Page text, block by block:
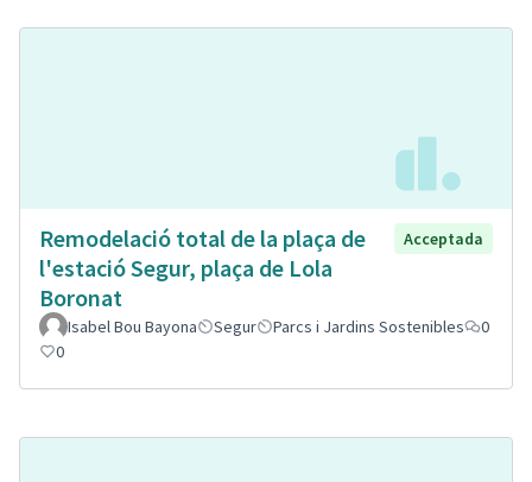
Remodelació total de la plaça de
l'estació Segur, plaça de Lola
Boronat
Acceptada
Isabel Bou Bayona Segur Parcs i Jardins Sostenibles
0
0